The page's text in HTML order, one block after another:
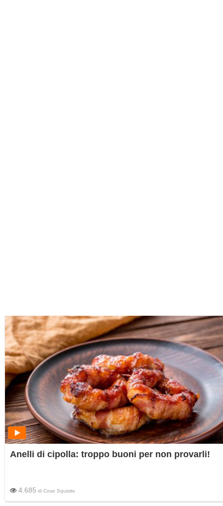
Anelli di cipolla: troppo buoni per non provarli!
4.685 di Cose Squisite